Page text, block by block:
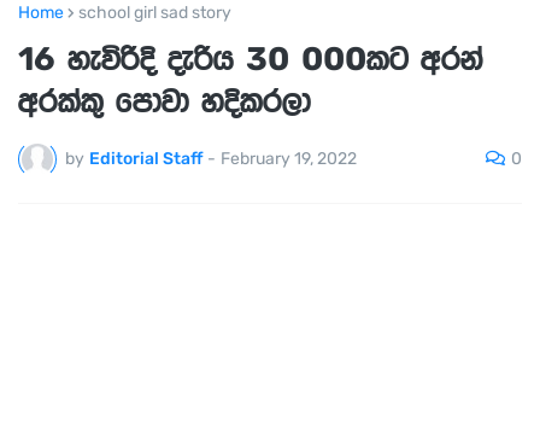
Home school girl sad story
16 හැවිරිදි දැරිය 30 000කට අරන්
අරක්කු පොවා හදිකරලා
by Editorial Staff - February 19, 2022 0